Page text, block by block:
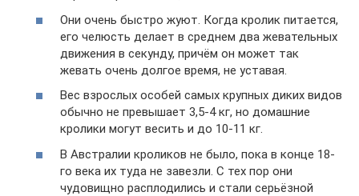
Они очень быстро жуют. Когда кролик питается,
его челюсть делает в среднем два жевательных
движения в секунду, причём он может так
жевать очень долгое время, не уставая.
Вес взрослых особей самых крупных диких видов
обычно не превышает 3,5-4 кг, но домашние
кролики могут весить и до 10-11 кг.
В Австралии кроликов не было, пока в конце 18-
го века их туда не завезли. С тех пор они
чудовищно расплодились и стали серьёзной